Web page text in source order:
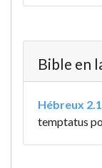
Bible en
Hébreux
temptatus